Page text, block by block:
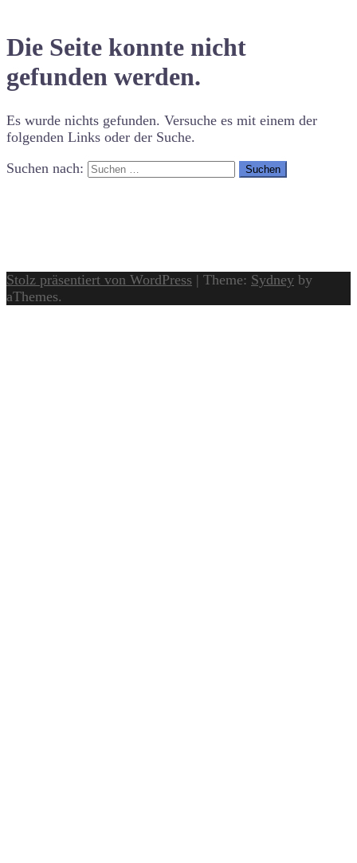
Die Seite konnte nicht
gefunden werden.
Es wurde nichts gefunden. Versuche es mit einem der
folgenden Links oder der Suche.
Suchen nach:
Stolz präsentiert von WordPress | Theme: Sydney by
aThemes.